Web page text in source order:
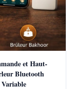
et Haut-
Bluetooth